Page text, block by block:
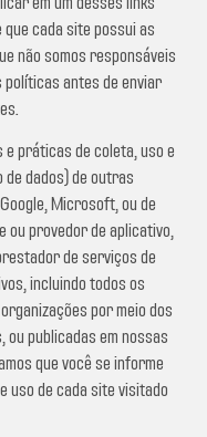
cada site possui as
não somos responsáveis
antes de enviar
práticas de coleta, uso e
dados) de outras
Microsoft, ou de
provedor de aplicativo,
de serviços de
incluindo todos os
por meio dos
publicadas em nossas
que você se informe
de cada site visitado